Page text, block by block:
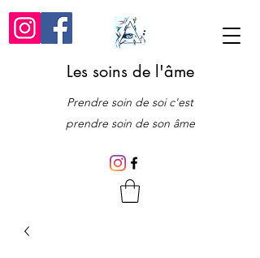
Les soins de l'âme
Prendre soin de soi c'est
prendre soin de son âme